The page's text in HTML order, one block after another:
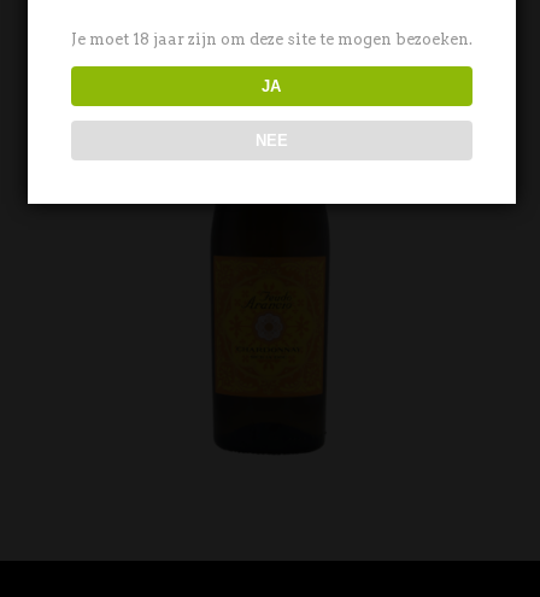
Je moet 18 jaar zijn om deze site te mogen bezoeken.
JA
NEE